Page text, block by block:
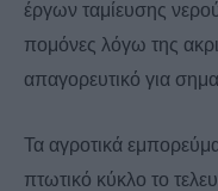
έργων ταμίευσης
πομόνες λόγω της
απαγορευτικό για
Τα αγροτικά
πτωτικό κύκλο το